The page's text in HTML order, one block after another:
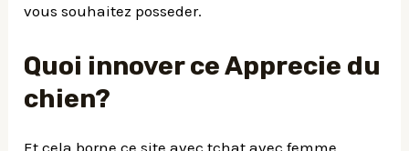
vous souhaitez posseder.
Quoi innover ce Apprecie du
chien?
Et cela borne ce site avec tchat avec femme